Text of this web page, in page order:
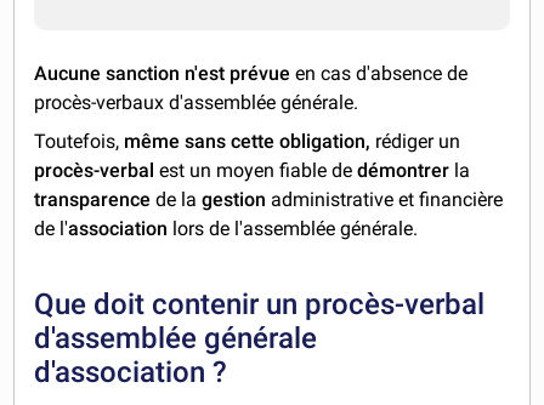
Aucune sanction n'est prévue en cas d'absence de
procès-verbaux d'assemblée générale.
Toutefois, même sans cette obligation, rédiger un
procès-verbalest un moyen fiable dedémontrer la
transparencede lagestion administrative et financière
de l'association lors de l'assemblée générale.
Que doit contenir un procès-verbal
d'assemblée générale
d'association ?